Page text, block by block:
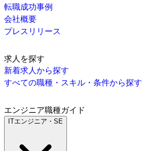
転職成功事例
会社概要
プレスリリース
求人を探す
新着求人から探す
すべての職種・スキル・条件から探す
エンジニア職種ガイド
ITエンジニア・SE